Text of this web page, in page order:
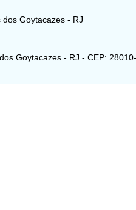
Goytacazes - RJ
Goytacazes - RJ - CEP: